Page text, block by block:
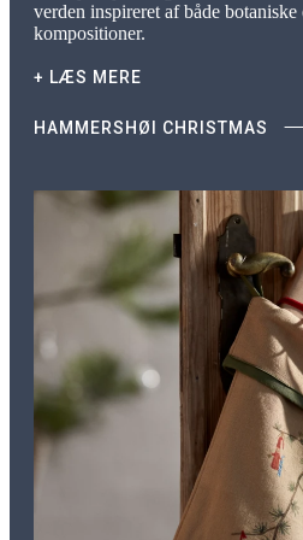
verden inspireret af både
kompositioner.
+ LÆS MERE
HAMMERSHØI CHRISTMAS